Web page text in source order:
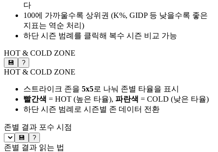
다
100에 가까울수록 상위권 (K%, GIDP 등 낮을수록 좋은
지표는 역순 처리)
하단 시즌 범례를 클릭해 복수 시즌 비교 가능
HOT & COLD ZONE
💾 ?
HOT & COLD ZONE
스트라이크 존을 5x5로 나눠 존별 타율을 표시
빨간색 = HOT (높은 타율), 파란색 = COLD (낮은 타율)
하단 시즌 범례로 시즌별 존 데이터 전환
존별 결과 포수 시점
💾 ?
존별 결과 읽는 법